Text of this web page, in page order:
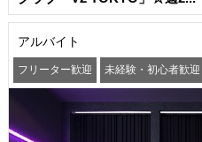
アルバイト
フリーター歓迎 未経験・初心者歓迎
オープニングスタッフ